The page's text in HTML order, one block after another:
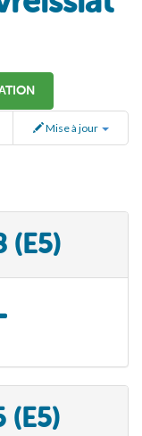
Mise à jour
(E5)
(E5)